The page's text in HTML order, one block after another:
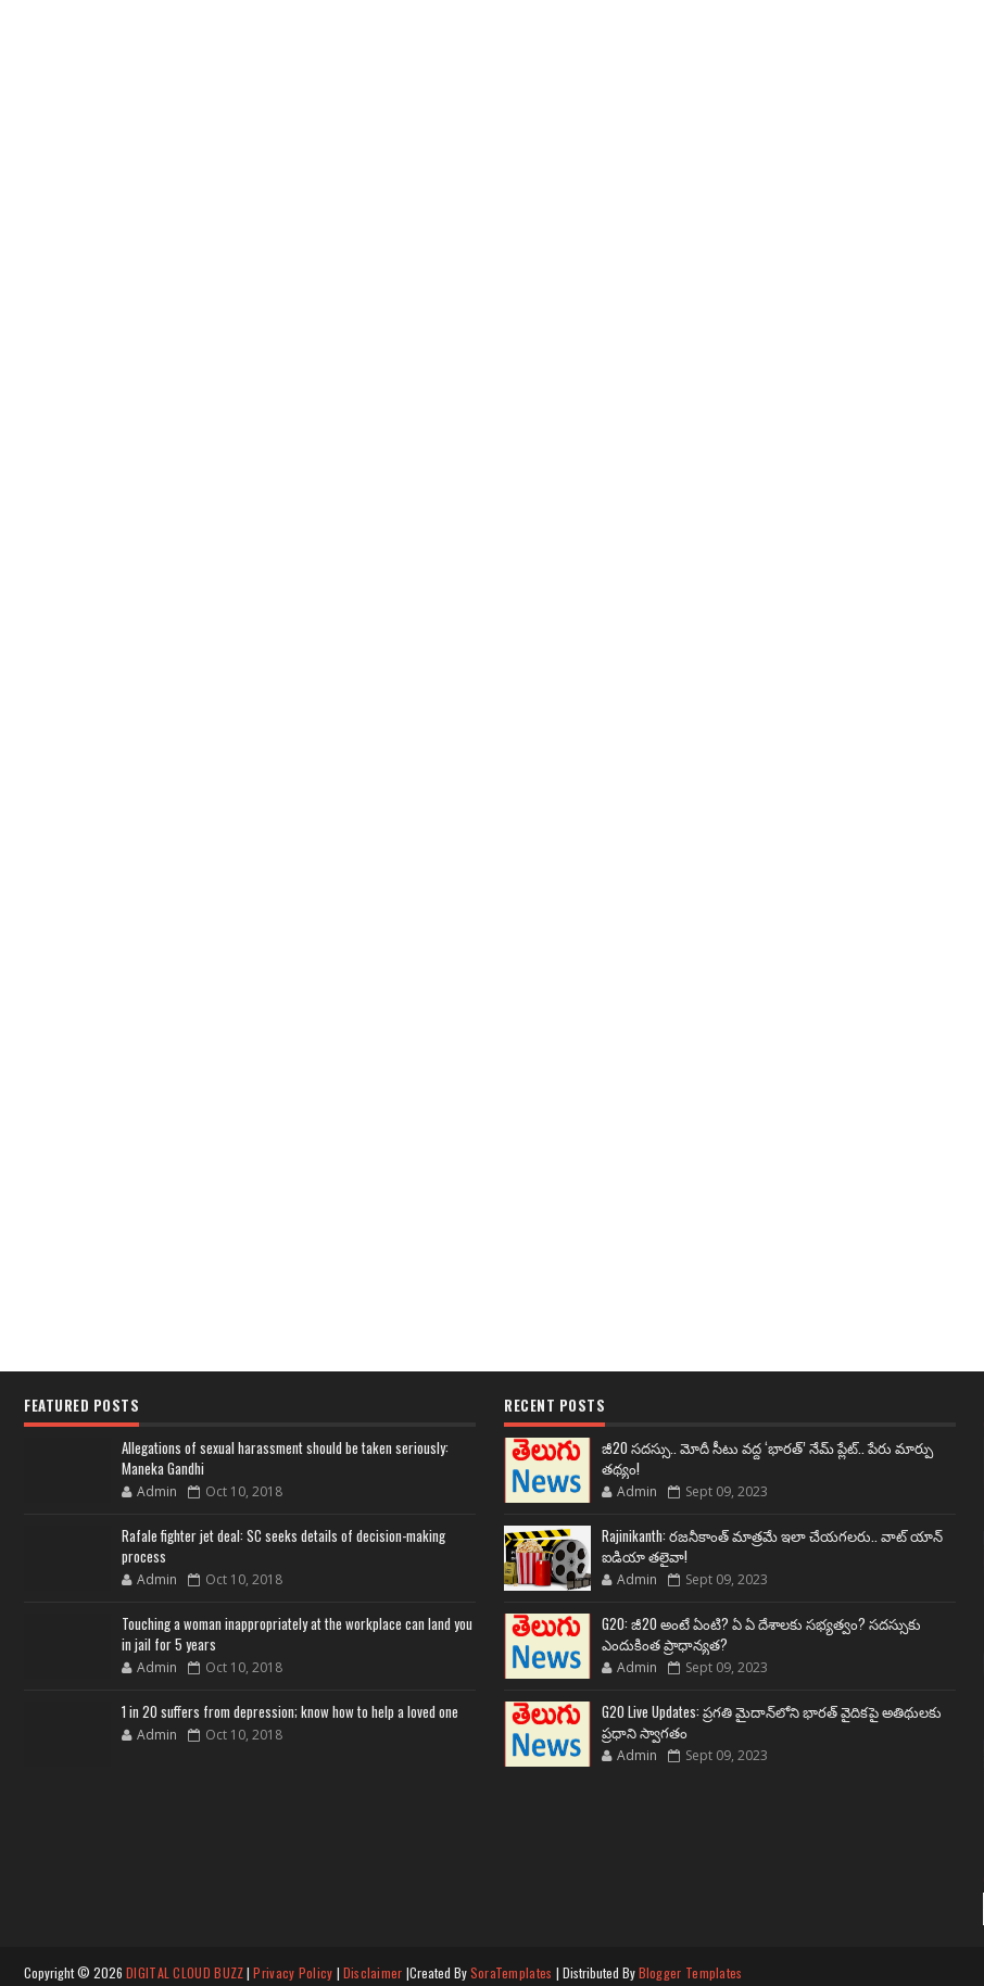
FEATURED POSTS
Allegations of sexual harassment should be taken seriously:
Maneka Gandhi
Admin Oct 10, 2018
Rafale fighter jet deal: SC seeks details of decision-making
process
Admin Oct 10, 2018
Touching a woman inappropriately at the workplace can land you
in jail for 5 years
Admin Oct 10, 2018
1 in 20 suffers from depression; know how to help a loved one
Admin Oct 10, 2018
RECENT POSTS
జీ20 సదస్సు.. మోదీ సీటు వద్ద ‘భారత్’ నేమ్ ప్లేట్‌.. పేరు మార్పు
తథ్యం!
Admin Sept 09, 2023
Rajinikanth: రజనీకాంత్ మాత్రమే ఇలా చేయగలరు.. వాట్ యాన్
ఐడియా తలైవా!
Admin Sept 09, 2023
G20: జీ20 అంటే ఏంటి? ఏ ఏ దేశాలకు సభ్యత్వం? సదస్సుకు
ఎందుకింత ప్రాధాన్యత?
Admin Sept 09, 2023
G20 Live Updates: ప్రగతి మైదాన్‌లోని భారత్ వైదికపై అతిథులకు
ప్రధాని స్వాగతం
Admin Sept 09, 2023
Copyright © 2026 DIGITAL CLOUD BUZZ|Privacy Policy | Disclaimer |Created BySoraTemplates | Distributed ByBlogger Templates